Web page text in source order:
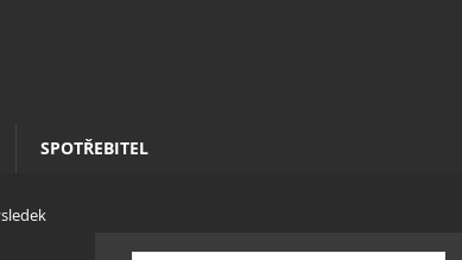
SPOTŘEBITEL